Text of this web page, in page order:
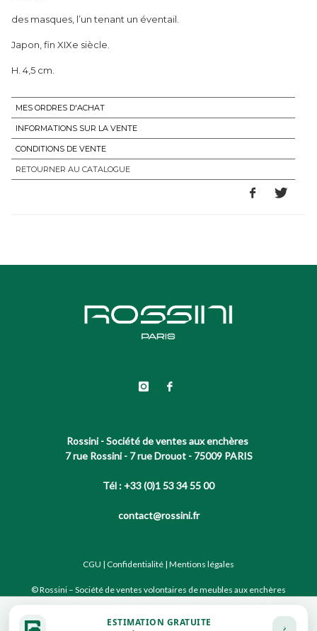
des masques, l’un tenant un éventail.
Japon, fin XIXe siècle.
H. 4,5 cm.
MES ORDRES D'ACHAT
INFORMATIONS SUR LA VENTE
CONDITIONS DE VENTE
RETOURNER AU CATALOGUE
Rossini - Société de ventes aux enchères
7 rue Rossini - 7 rue Drouot - 75009 PARIS
Tél : +33 (0)1 53 34 55 00
contact@rossini.fr
CGU | Confidentialité | Mentions légales
© Rossini – Société de ventes volontaires de meubles aux enchères
ESTIMATION GRATUITE